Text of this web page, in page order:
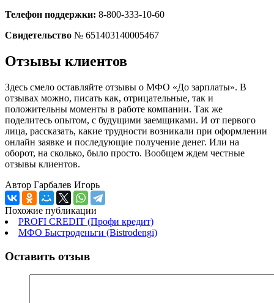
Телефон поддержки: 8-800-333-10-60
Свидетельство № 651403140005467
Отзывы клиентов
Здесь смело оставляйте отзывы о МФО «До зарплаты». В
отзывах можно, писать как, отрицательные, так и
положительны моменты в работе компании. Так же
поделитесь опытом, с будущими заемщиками. И от первого
лица, рассказать, какие трудности возникали при оформлении
онлайн заявке и последующие получение денег. Или на
оборот, на сколько, было просто. Вообщем ждем честные
отзывы клиентов.
Автор Гарбалев Игорь
Похожие публикации
PROFI CREDIT (Профи кредит)
МФО Быстроденьги (Bistrodengi)
Оставить отзыв